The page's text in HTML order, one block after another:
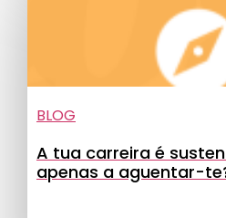
BLOG
A tua carreira é
apenas a aguentar-